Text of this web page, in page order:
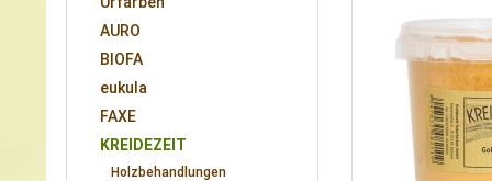
AURO
BIOFA
eukula
FAXE
KREIDEZEIT
Holzbehandlungen